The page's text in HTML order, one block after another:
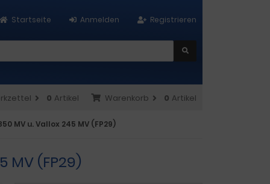
Registrieren
Anmelden
Startseite
Warenkorb 0 Artikel
0 Artikel
MV u. Vallox 245 MV (FP29)
MV (FP29)